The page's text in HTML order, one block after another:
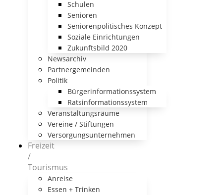
Schulen
Senioren
Seniorenpolitisches Konzept
Soziale Einrichtungen
Zukunftsbild 2020
Newsarchiv
Partnergemeinden
Politik
Bürgerinformationssystem
Ratsinformationssystem
Veranstaltungsräume
Vereine / Stiftungen
Versorgungsunternehmen
Freizeit
/
Tourismus
Anreise
Essen + Trinken